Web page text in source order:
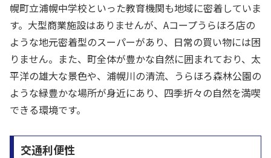
幌町立浦幌中学校といった教育機関も地域に密着していま
す。大型商業施設はありませんが、Aコープうらほろ店の
ような地元密着型のスーパーがあり、日常の買い物には困
りません。また、町全体が豊かな自然に囲まれており、太
平洋の雄大な景色や、浦幌川の清流、うらほろ森林公園の
ような緑豊かな場所が身近にあり、四季折々の自然を満喫
できる環境です。
交通利便性